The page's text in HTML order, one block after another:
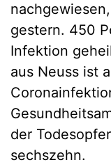
gestern. 450
Infektion
aus Neuss ist
der
sechszehn.